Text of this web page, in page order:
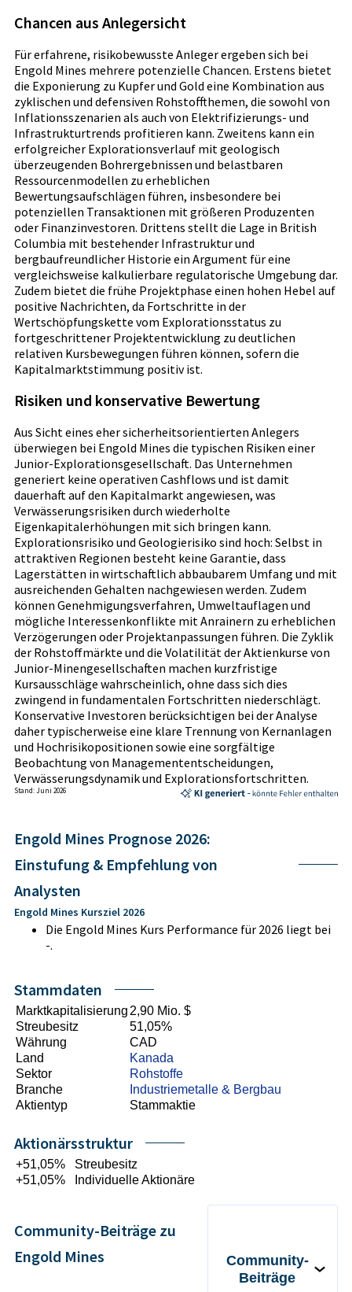
Chancen aus Anlegersicht
Für erfahrene, risikobewusste Anleger ergeben sich bei
Engold Mines mehrere potenzielle Chancen. Erstens bietet
die Exponierung zu Kupfer und Gold eine Kombination aus
zyklischen und defensiven Rohstoffthemen, die sowohl von
Inflationsszenarien als auch von Elektrifizierungs- und
Infrastrukturtrends profitieren kann. Zweitens kann ein
erfolgreicher Explorationsverlauf mit geologisch
überzeugenden Bohrergebnissen und belastbaren
Ressourcenmodellen zu erheblichen
Bewertungsaufschlägen führen, insbesondere bei
potenziellen Transaktionen mit größeren Produzenten
oder Finanzinvestoren. Drittens stellt die Lage in British
Columbia mit bestehender Infrastruktur und
bergbaufreundlicher Historie ein Argument für eine
vergleichsweise kalkulierbare regulatorische Umgebung dar.
Zudem bietet die frühe Projektphase einen hohen Hebel auf
positive Nachrichten, da Fortschritte in der
Wertschöpfungskette vom Explorationsstatus zu
fortgeschrittener Projektentwicklung zu deutlichen
relativen Kursbewegungen führen können, sofern die
Kapitalmarktstimmung positiv ist.
Risiken und konservative Bewertung
Aus Sicht eines eher sicherheitsorientierten Anlegers
überwiegen bei Engold Mines die typischen Risiken einer
Junior-Explorationsgesellschaft. Das Unternehmen
generiert keine operativen Cashflows und ist damit
dauerhaft auf den Kapitalmarkt angewiesen, was
Verwässerungsrisiken durch wiederholte
Eigenkapitalerhöhungen mit sich bringen kann.
Explorationsrisiko und Geologierisiko sind hoch: Selbst in
attraktiven Regionen besteht keine Garantie, dass
Lagerstätten in wirtschaftlich abbaubarem Umfang und mit
ausreichenden Gehalten nachgewiesen werden. Zudem
können Genehmigungsverfahren, Umweltauflagen und
mögliche Interessenkonflikte mit Anrainern zu erheblichen
Verzögerungen oder Projektanpassungen führen. Die Zyklik
der Rohstoffmärkte und die Volatilität der Aktienkurse von
Junior-Minengesellschaften machen kurzfristige
Kursausschläge wahrscheinlich, ohne dass sich dies
zwingend in fundamentalen Fortschritten niederschlägt.
Konservative Investoren berücksichtigen bei der Analyse
daher typischerweise eine klare Trennung von Kernanlagen
und Hochrisikopositionen sowie eine sorgfältige
Beobachtung von Managemententscheidungen,
Verwässerungsdynamik und Explorationsfortschritten.
Stand: Juni 2026
Engold Mines Prognose 2026:
Einstufung & Empfehlung von
Analysten
Engold Mines Kursziel 2026
Die Engold Mines Kurs Performance für 2026 liegt bei
-.
Stammdaten
Marktkapitalisierung 2,90 Mio. $
Streubesitz
51,05%
Währung
CAD
Land
Kanada
Sektor
Rohstoffe
Branche
Industriemetalle & Bergbau
Aktientyp
Stammaktie
Aktionärsstruktur
+51,05%
Streubesitz
+51,05%
Individuelle Aktionäre
Community-Beiträge zu
Engold Mines
Community-
Beiträge